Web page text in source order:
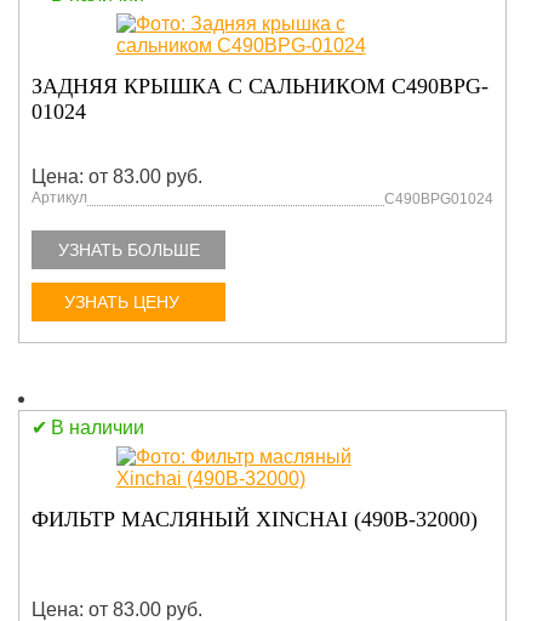
ЗАДНЯЯ КРЫШКА С САЛЬНИКОМ С490BPG-
01024
Цена: от 83.00 руб.
Артикул C490BPG01024
УЗНАТЬ БОЛЬШЕ
УЗНАТЬ ЦЕНУ
В наличии
ФИЛЬТР МАСЛЯНЫЙ XINCHAI (490B-32000)
Цена: от 83.00 руб.